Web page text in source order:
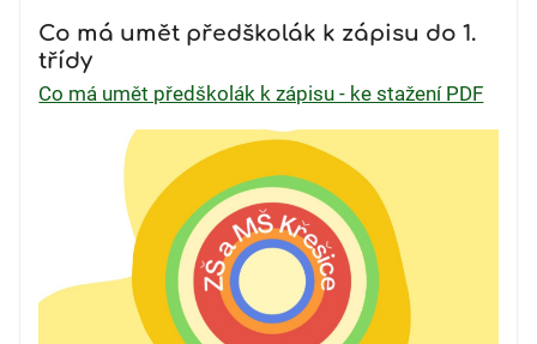
Co má umět předškolák k zápisu do 1.
třídy
Co má umět předškolák k zápisu - ke stažení PDF